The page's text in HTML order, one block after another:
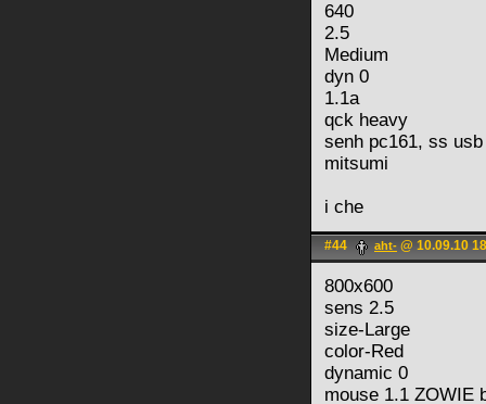
640
2.5
Medium
dyn 0
1.1a
qck heavy
senh pc161, ss usb
mitsumi
i che
#44 aht- @ 10.09.10
800х600
sens 2.5
size-Large
color-Red
dynamic 0
mouse 1.1 ZOWIE